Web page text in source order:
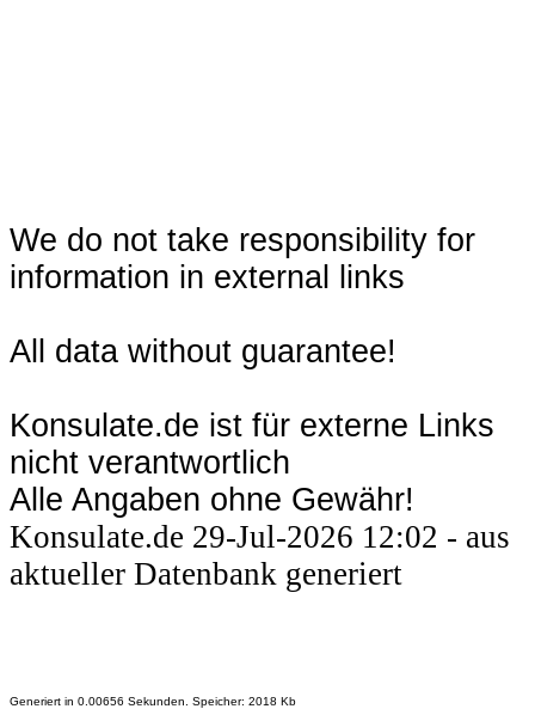
We do not take responsibility for
information in external links
All data without guarantee!
Konsulate.de ist für externe Links
nicht verantwortlich
Alle Angaben ohne Gewähr!
Konsulate.de 29-Jul-2026 12:02 - aus
aktueller Datenbank generiert
Generiert in 0.00656 Sekunden. Speicher: 2018 Kb